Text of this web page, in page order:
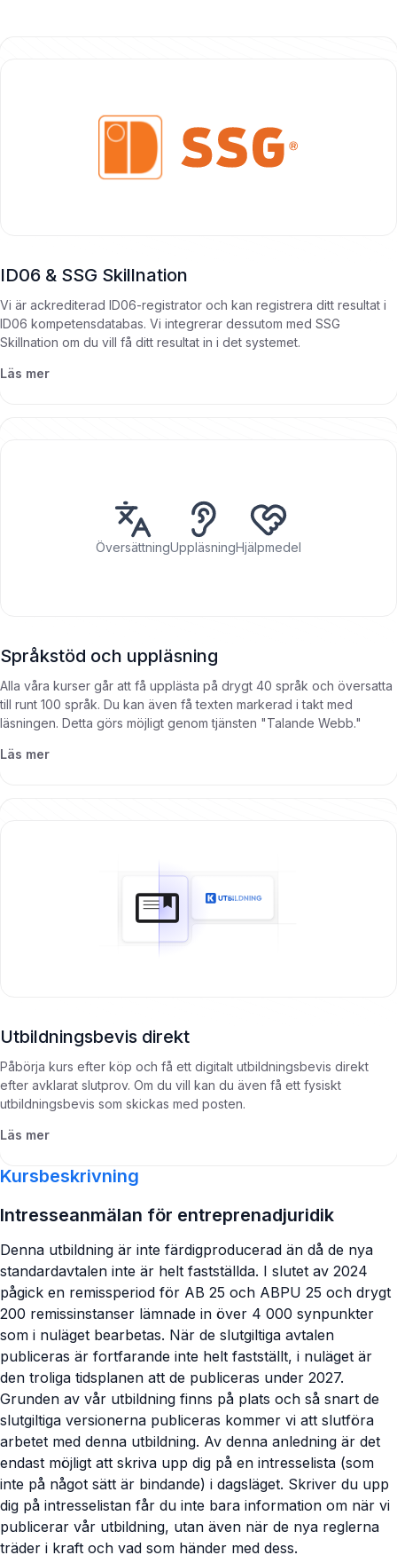
ID06 & SSG Skillnation
Vi är ackrediterad ID06-registrator och kan registrera ditt resultat i
ID06 kompetensdatabas. Vi integrerar dessutom med SSG
Skillnation om du vill få ditt resultat in i det systemet.
Läs mer
ÖversättningUppläsningHjälpmedel
Språkstöd och uppläsning
Alla våra kurser går att få upplästa på drygt 40 språk och översatta
till runt 100 språk. Du kan även få texten markerad i takt med
läsningen. Detta görs möjligt genom tjänsten "Talande Webb."
Läs mer
Utbildningsbevis direkt
Påbörja kurs efter köp och få ett digitalt utbildningsbevis direkt
efter avklarat slutprov. Om du vill kan du även få ett fysiskt
utbildningsbevis som skickas med posten.
Läs mer
Kursbeskrivning
Intresseanmälan för entreprenadjuridik
Denna utbildning är inte färdigproducerad än då de nya
standardavtalen inte är helt fastställda. I slutet av 2024
pågick en remissperiod för AB 25 och ABPU 25 och drygt
200 remissinstanser lämnade in över 4 000 synpunkter
som i nuläget bearbetas. När de slutgiltiga avtalen
publiceras är fortfarande inte helt fastställt, i nuläget är
den troliga tidsplanen att de publiceras under 2027.
Grunden av vår utbildning finns på plats och så snart de
slutgiltiga versionerna publiceras kommer vi att slutföra
arbetet med denna utbildning. Av denna anledning är det
endast möjligt att skriva upp dig på en intresselista (som
inte på något sätt är bindande) i dagsläget. Skriver du upp
dig på intresselistan får du inte bara information om när vi
publicerar vår utbildning, utan även när de nya reglerna
träder i kraft och vad som händer med dess.